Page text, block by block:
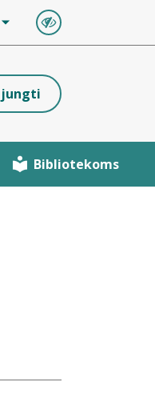
Bibliotekoms